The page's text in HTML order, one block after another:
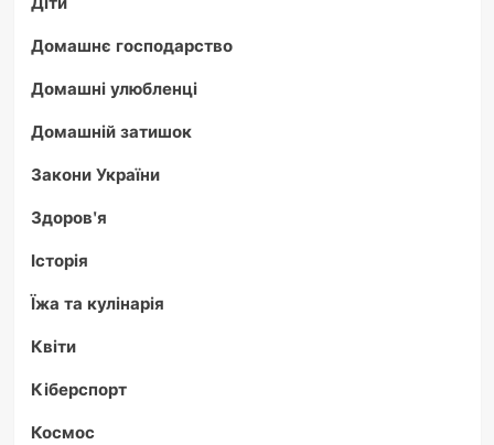
Домашнє господарство
Домашні улюбленці
Домашній затишок
Закони України
Здоров'я
Історія
Їжа та кулінарія
Квіти
Кіберспорт
Космос